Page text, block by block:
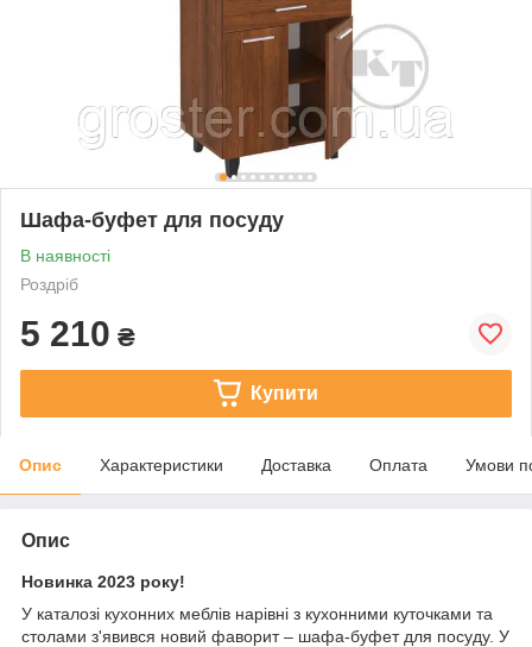
Шафа-буфет для посуду
В наявності
Роздріб
5 210 ₴
Купити
Опис Характеристики Доставка Оплата Умови
Опис
Новинка 2023 року!
У каталозі кухонних меблів нарівні з кухонними куточками та
столами з'явився новий фаворит – шафа-буфет для посуду. У